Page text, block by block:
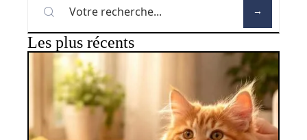
Les plus récents